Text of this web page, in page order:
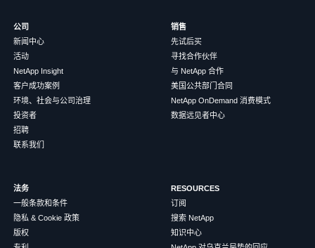
公司
新闻中心
活动
NetApp Insight
客户成功案例
环境、社会与公司治理
投资者
招聘
联系我们
销售
先试后买
寻找合作伙伴
与 NetApp 合作
美国公共部门合同
NetApp OnDemand 消费模式
数据远见者中心
法务
一般条款和条件
隐私 & Cookie 政策
版权
RESOURCES
订阅
搜索 NetApp
知识中心